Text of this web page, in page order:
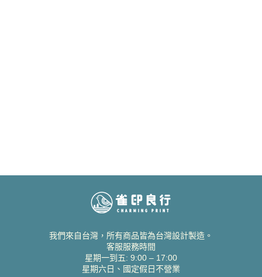
我們來自台灣，所有商品皆為台灣設計製造。
客服服務時間
星期一到五: 9:00 – 17:00
星期六日、國定假日不營業